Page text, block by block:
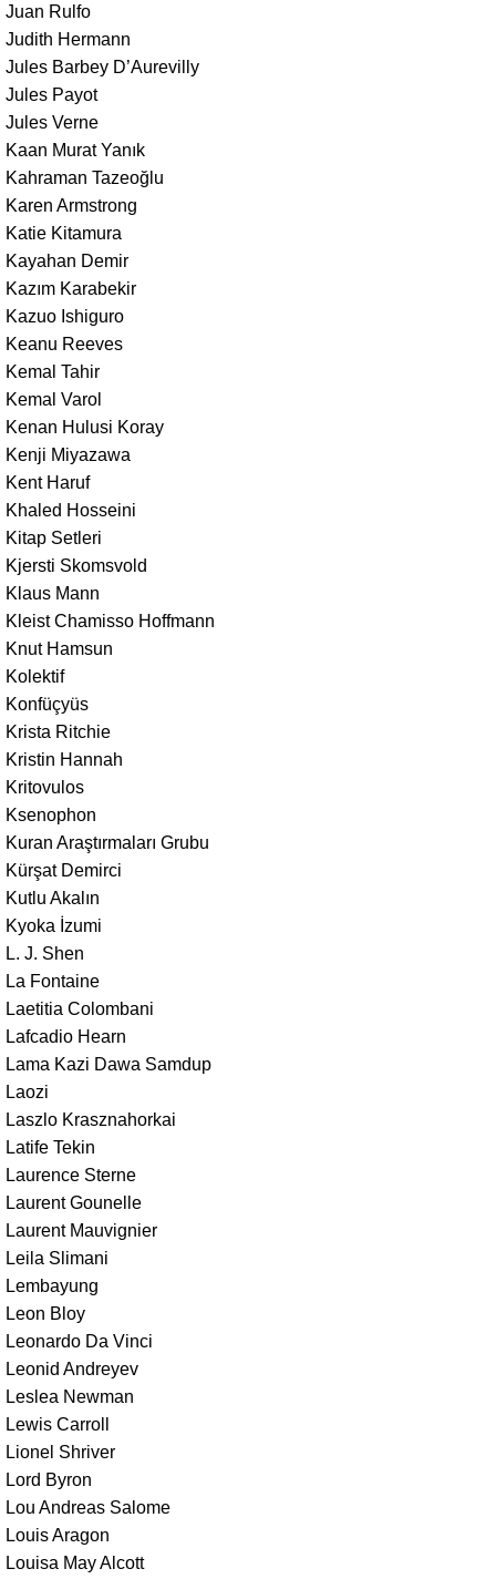
Juan Rulfo
Judith Hermann
Jules Barbey D’Aurevilly
Jules Payot
Jules Verne
Kaan Murat Yanık
Kahraman Tazeoğlu
Karen Armstrong
Katie Kitamura
Kayahan Demir
Kazım Karabekir
Kazuo Ishiguro
Keanu Reeves
Kemal Tahir
Kemal Varol
Kenan Hulusi Koray
Kenji Miyazawa
Kent Haruf
Khaled Hosseini
Kitap Setleri
Kjersti Skomsvold
Klaus Mann
Kleist Chamisso Hoffmann
Knut Hamsun
Kolektif
Konfüçyüs
Krista Ritchie
Kristin Hannah
Kritovulos
Ksenophon
Kuran Araştırmaları Grubu
Kürşat Demirci
Kutlu Akalın
Kyoka İzumi
L. J. Shen
La Fontaine
Laetitia Colombani
Lafcadio Hearn
Lama Kazi Dawa Samdup
Laozi
Laszlo Krasznahorkai
Latife Tekin
Laurence Sterne
Laurent Gounelle
Laurent Mauvignier
Leila Slimani
Lembayung
Leon Bloy
Leonardo Da Vinci
Leonid Andreyev
Leslea Newman
Lewis Carroll
Lionel Shriver
Lord Byron
Lou Andreas Salome
Louis Aragon
Louisa May Alcott